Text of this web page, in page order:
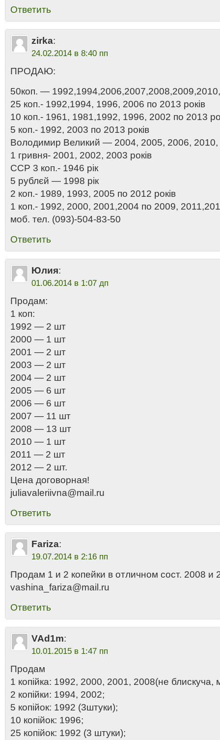
Ответить
zirka:
24.02.2014 в 8:40 пп
ПРОДАЮ:
50коп. —
25 коп.- 1992,1994, 1996, 2006 по 2013 років
10 коп.- 1961, 1981,1992, 1996, 2002 по 2013
5 коп.- 1992, 2003 по 2013 років
Володимир Великий — 2004, 2005, 2006, 2010,
1 гривня- 2001, 2002, 2003 років
ССР 3 коп.- 1946 рік
5 рублєй — 1998 рік
2 коп.- 1989, 1993, 2005 по 2012 років
1 коп.- 1992, 2000, 2001,2004 по 2009,
моб. тел. (093)-504-83-50
Ответить
Юлия:
01.06.2014 в 1:07 дп
Продам:
1 коп:
1992 — 2 шт
2000 — 1 шт
2001 — 2 шт
2003 — 2 шт
2004 — 2 шт
2005 — 6 шт
2006 — 6 шт
2007 — 11 шт
2008 — 13 шт
2010 — 1 шт
2011 — 2 шт
2012 — 2 шт.
Цена договорная!
juliavaleriivna@mail.ru
Ответить
Fariza:
19.07.2014 в 2:16 пп
Продам 1 и 2 копейки в отличном сост. 2008 и
vashina_fariza@mail.ru
Ответить
VAd1m:
10.01.2015 в 1:47 пп
Продам
1 копійка: 1992, 2000, 2001, 2008(не блискуча,
2 копійки: 1994, 2002;
5 копійок: 1992 (3штуки);
10 копійок: 1996;
25 копійок: 1992 (3 штуки);